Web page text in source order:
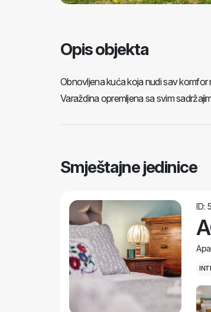
Opis objekta
Obnovljena kuća koja nudi sav
Varaždina opremljena sa svim
Smještajne jedinice
ID: